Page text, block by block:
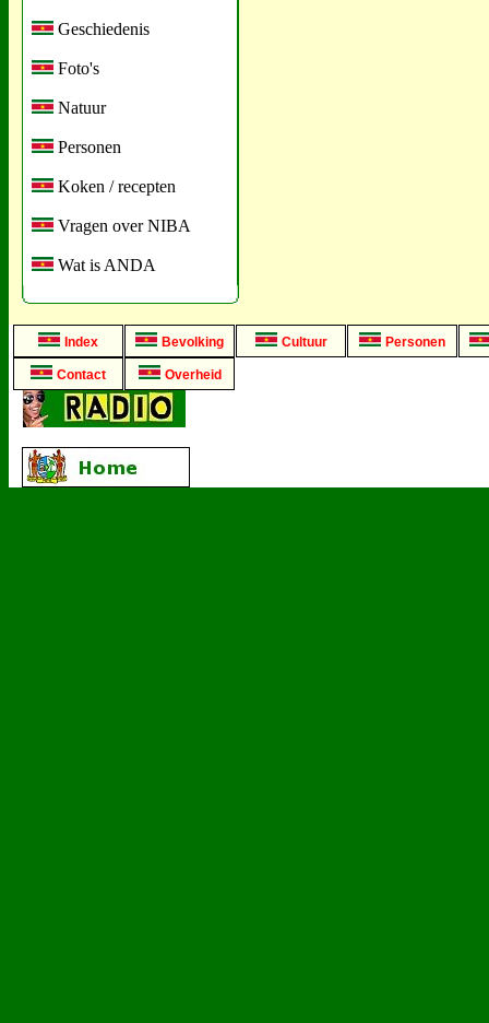
Geschiedenis
Foto's
Natuur
Personen
Koken / recepten
Vragen over NIBA
Wat is ANDA
Index Bevolking Cultuur Personen
Contact Overheid